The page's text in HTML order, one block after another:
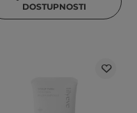
DOSTUPNOSTI